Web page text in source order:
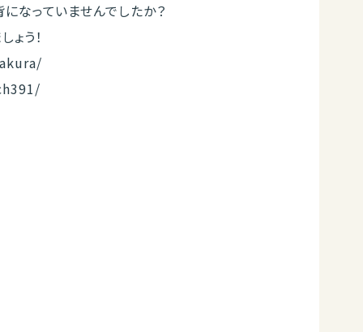
なっていませんでしたか？
う！